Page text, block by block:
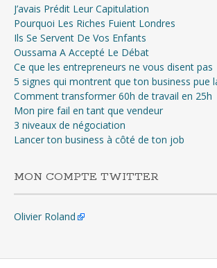
J’avais Prédit Leur Capitulation
Pourquoi Les Riches Fuient Londres
Ils Se Servent De Vos Enfants
Oussama A Accepté Le Débat
Ce que les entrepreneurs ne vous disent pas
5 signes qui montrent que ton business pue
Comment transformer 60h de travail en 25h
Mon pire fail en tant que vendeur
3 niveaux de négociation
Lancer ton business à côté de ton job
MON COMPTE TWITTER
Olivier Roland